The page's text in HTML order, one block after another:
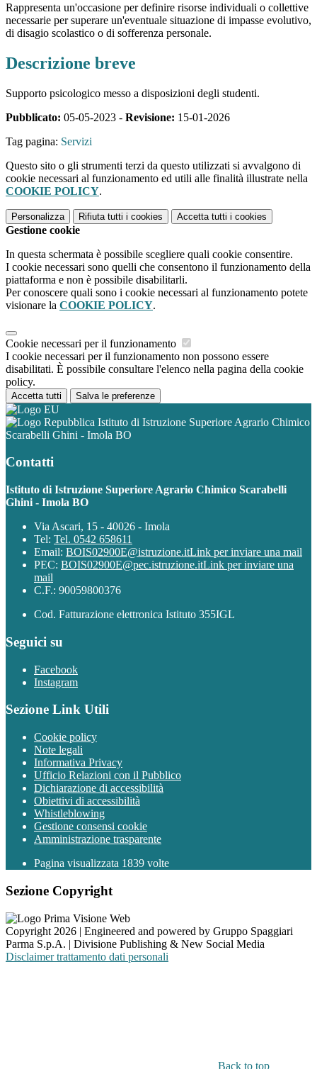
Rappresenta un'occasione per definire risorse individuali o collettive
necessarie per superare un'eventuale situazione di impasse evolutivo,
di disagio scolastico o di sofferenza personale.
Descrizione breve
Supporto psicologico messo a disposizioni degli studenti.
Pubblicato: 05-05-2023 - Revisione: 15-01-2026
Tag pagina: Servizi
Questo sito o gli strumenti terzi da questo utilizzati si avvalgono di
cookie necessari al funzionamento ed utili alle finalità illustrate nella
COOKIE POLICY.
Personalizza Rifiuta tutti i cookies Accetta tutti i cookies
Gestione cookie
In questa schermata è possibile scegliere quali cookie consentire.
I cookie necessari sono quelli che consentono il funzionamento della
piattaforma e non è possibile disabilitarli.
Per conoscere quali sono i cookie necessari al funzionamento potete
visionare la COOKIE POLICY.
Cookie necessari per il funzionamento
I cookie necessari per il funzionamento non possono essere
disabilitati. È possibile consultare l'elenco nella pagina della cookie
policy.
Accetta tutti Salva le preferenze
Istituto di Istruzione Superiore Agrario Chimico
Scarabelli Ghini - Imola BO
Contatti
Istituto di Istruzione Superiore Agrario Chimico Scarabelli
Ghini - Imola BO
Via Ascari, 15 - 40026 - Imola
Tel: Tel. 0542 658611
Email: BOIS02900E@istruzione.itLink per inviare una mail
PEC: BOIS02900E@pec.istruzione.itLink per inviare una
mail
C.F.: 90059800376
Cod. Fatturazione elettronica Istituto 355IGL
Seguici su
Facebook
Instagram
Sezione Link Utili
Cookie policy
Note legali
Informativa Privacy
Ufficio Relazioni con il Pubblico
Dichiarazione di accessibilità
Obiettivi di accessibilità
Whistleblowing
Gestione consensi cookie
Amministrazione trasparente
Pagina visualizzata 1839 volte
Sezione Copyright
Copyright 2026 | Engineered and powered by Gruppo Spaggiari
Parma S.p.A. | Divisione Publishing & New Social Media
Disclaimer trattamento dati personali
Back to top